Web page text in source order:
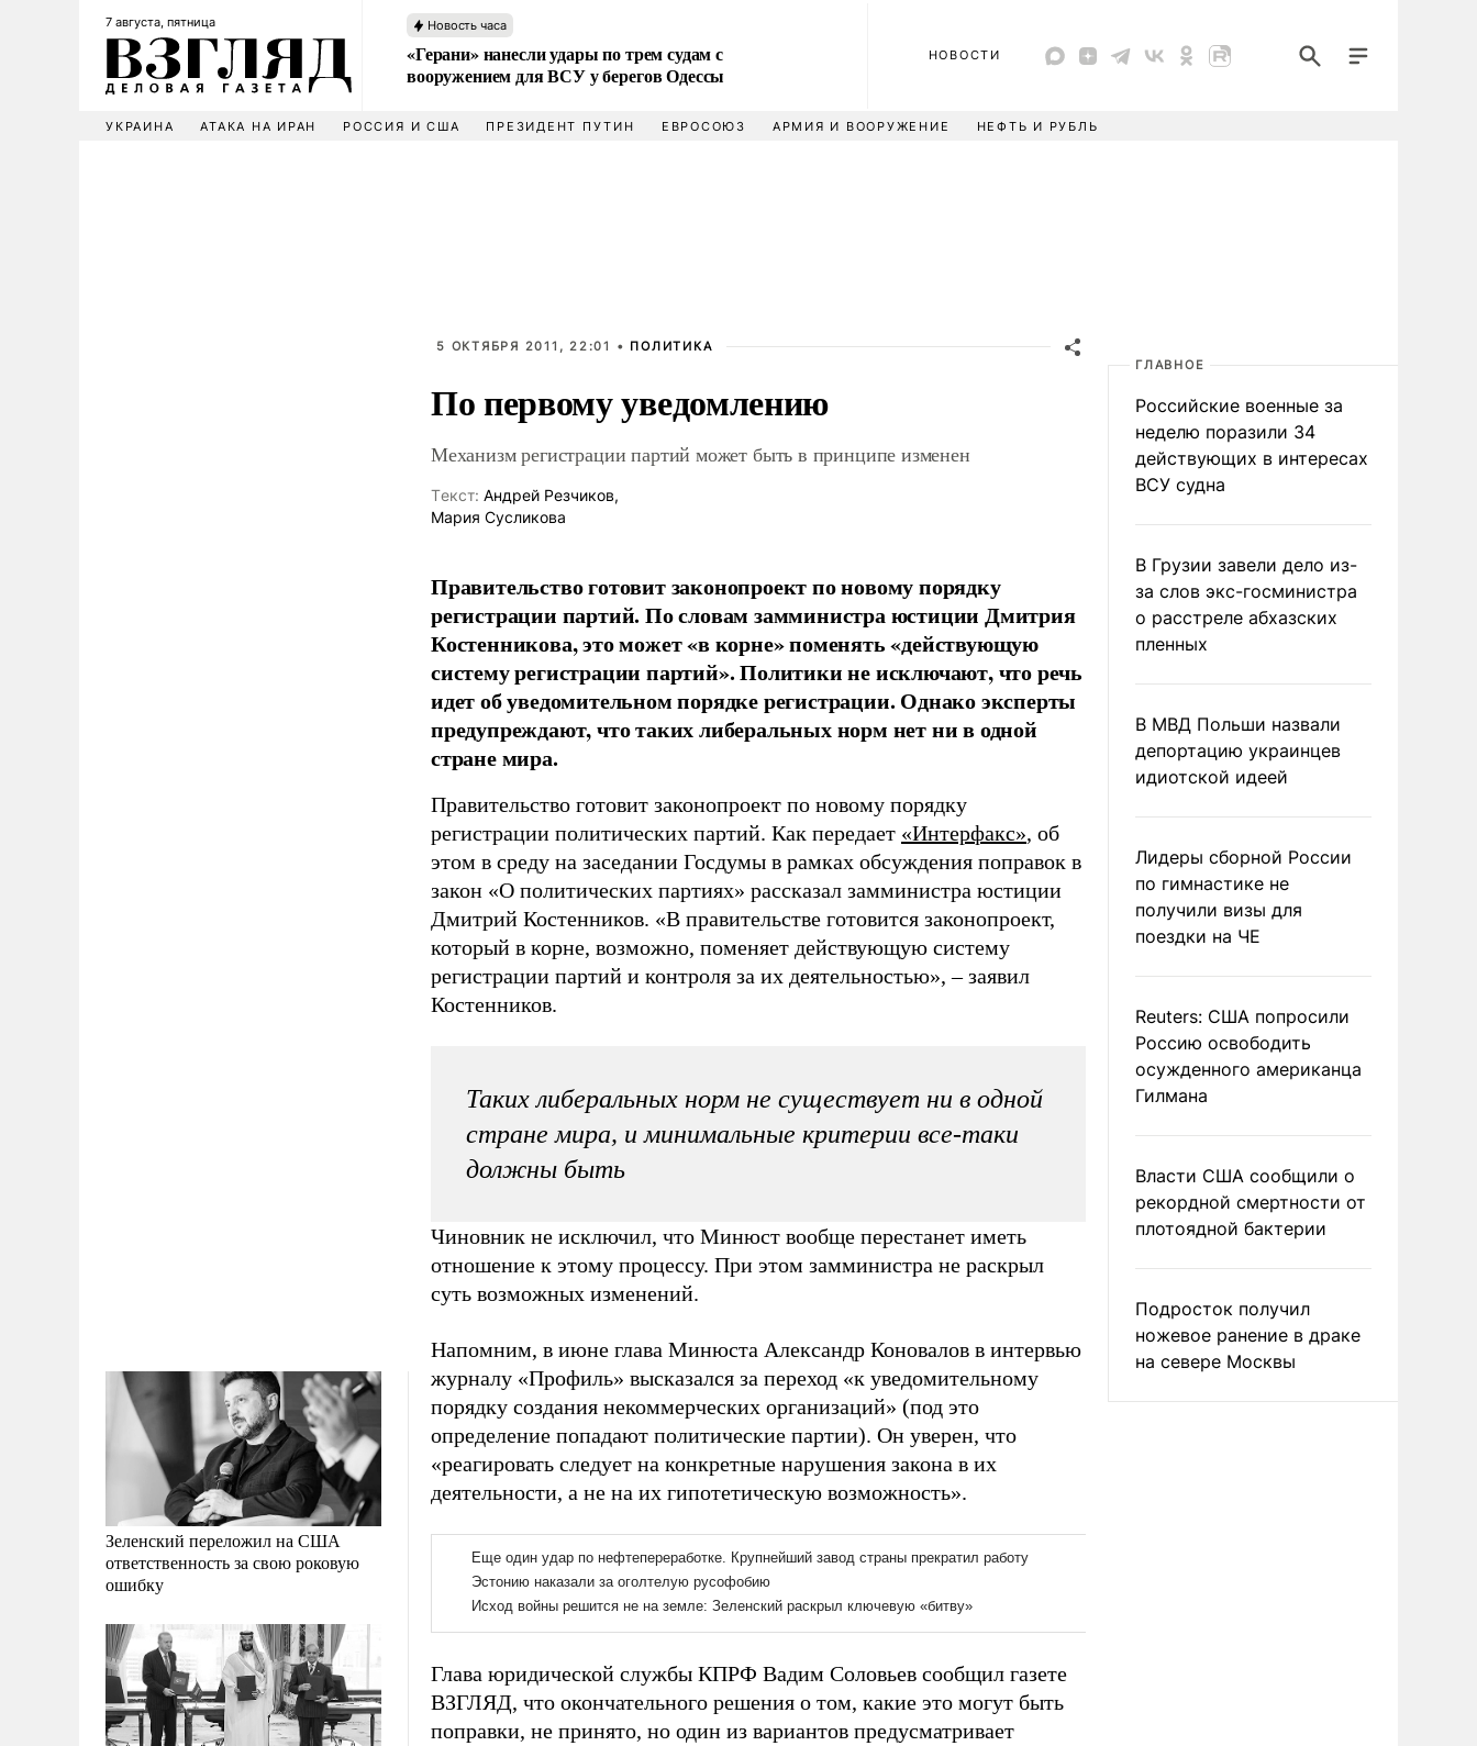
7 августа, пятница Новость часа
«Герани» нанесли удары по трем судам с
вооружением для ВСУ у берегов Одессы
НОВОСТИ
УКРАИНА АТАКА НА ИРАН РОССИЯ И США ПРЕЗИДЕНТ ПУТИН ЕВРОСОЮЗ АРМИЯ И ВООРУЖЕНИЕ НЕФТЬ И РУБЛЬ
Зеленский переложил на США
ответственность за свою роковую
ошибку
5 ОКТЯБРЯ 2011, 22:01 • ПОЛИТИКА
По первому уведомлению
Механизм регистрации партий может быть в принципе изменен
Tекст: Андрей Резчиков,
Мария Сусликова
Правительство готовит законопроект по новому порядку
регистрации партий. По словам замминистра юстиции Дмитрия
Костенникова, это может «в корне» поменять «действующую
систему регистрации партий». Политики не исключают, что речь
идет об уведомительном порядке регистрации. Однако эксперты
предупреждают, что таких либеральных норм нет ни в одной
стране мира.
Правительство готовит законопроект по новому порядку
регистрации политических партий. Как передает «Интерфакс», об
этом в среду на заседании Госдумы в рамках обсуждения поправок в
закон «О политических партиях» рассказал замминистра юстиции
Дмитрий Костенников. «В правительстве готовится законопроект,
который в корне, возможно, поменяет действующую систему
регистрации партий и контроля за их деятельностью», – заявил
Костенников.
Таких либеральных норм не существует ни в одной
стране мира, и минимальные критерии все-таки
должны быть
Чиновник не исключил, что Минюст вообще перестанет иметь
отношение к этому процессу. При этом замминистра не раскрыл
суть возможных изменений.
Напомним, в июне глава Минюста Александр Коновалов в интервью
журналу «Профиль» высказался за переход «к уведомительному
порядку создания некоммерческих организаций» (под это
определение попадают политические партии). Он уверен, что
«реагировать следует на конкретные нарушения закона в их
деятельности, а не на их гипотетическую возможность».
Глава юридической службы КПРФ Вадим Соловьев сообщил газете
ВЗГЛЯД, что окончательного решения о том, какие это могут быть
поправки, не принято, но один из вариантов предусматривает
ГЛАВНОЕ
Российские военные за
неделю поразили 34
действующих в интересах
ВСУ судна
В Грузии завели дело из-
за слов экс-госминистра
о расстреле абхазских
пленных
В МВД Польши назвали
депортацию украинцев
идиотской идеей
Лидеры сборной России
по гимнастике не
получили визы для
поездки на ЧЕ
Reuters: США попросили
Россию освободить
осужденного американца
Гилмана
Власти США сообщили о
рекордной смертности от
плотоядной бактерии
Подросток получил
ножевое ранение в драке
на севере Москвы